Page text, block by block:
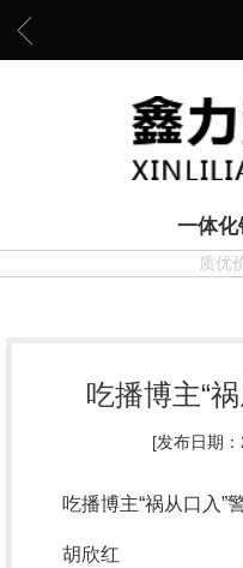
一体化
质优
吃播博主“
[发布日期
吃播博主“祸从口入”
胡欣红